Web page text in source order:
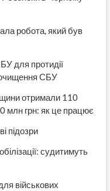
робота, який був
для протидії
очищення СБУ
отримали 110
млн грн: як це працює
підозри
судитимуть
військових